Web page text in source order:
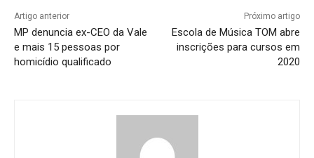
Artigo anterior
MP denuncia ex-CEO da Vale
e mais 15 pessoas por
homicídio qualificado
Próximo artigo
Escola de Música TOM abre
inscrições para cursos em
2020